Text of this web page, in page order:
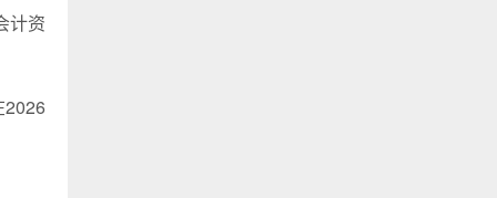
计资
2026